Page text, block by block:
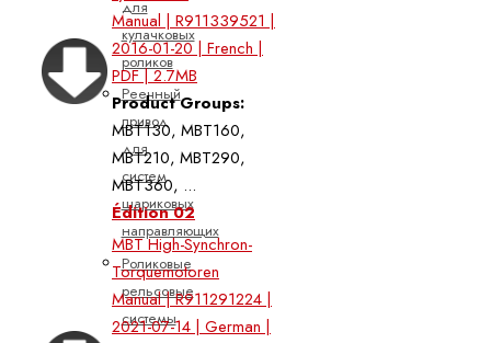
для
кулачковых
роликов
Реечный
привод
для
систем
шариковых
направляющих
Роликовые
рельсовые
системы
Manual | R911339521 |
2016-01-20 | French |
PDF | 2.7MB
Product Groups:
MBT130, MBT160,
MBT210, MBT290,
MBT360, ...
Édition 02
MBT High-Synchron-
Torquemotoren
Manual | R911291224 |
2021-07-14 | German |